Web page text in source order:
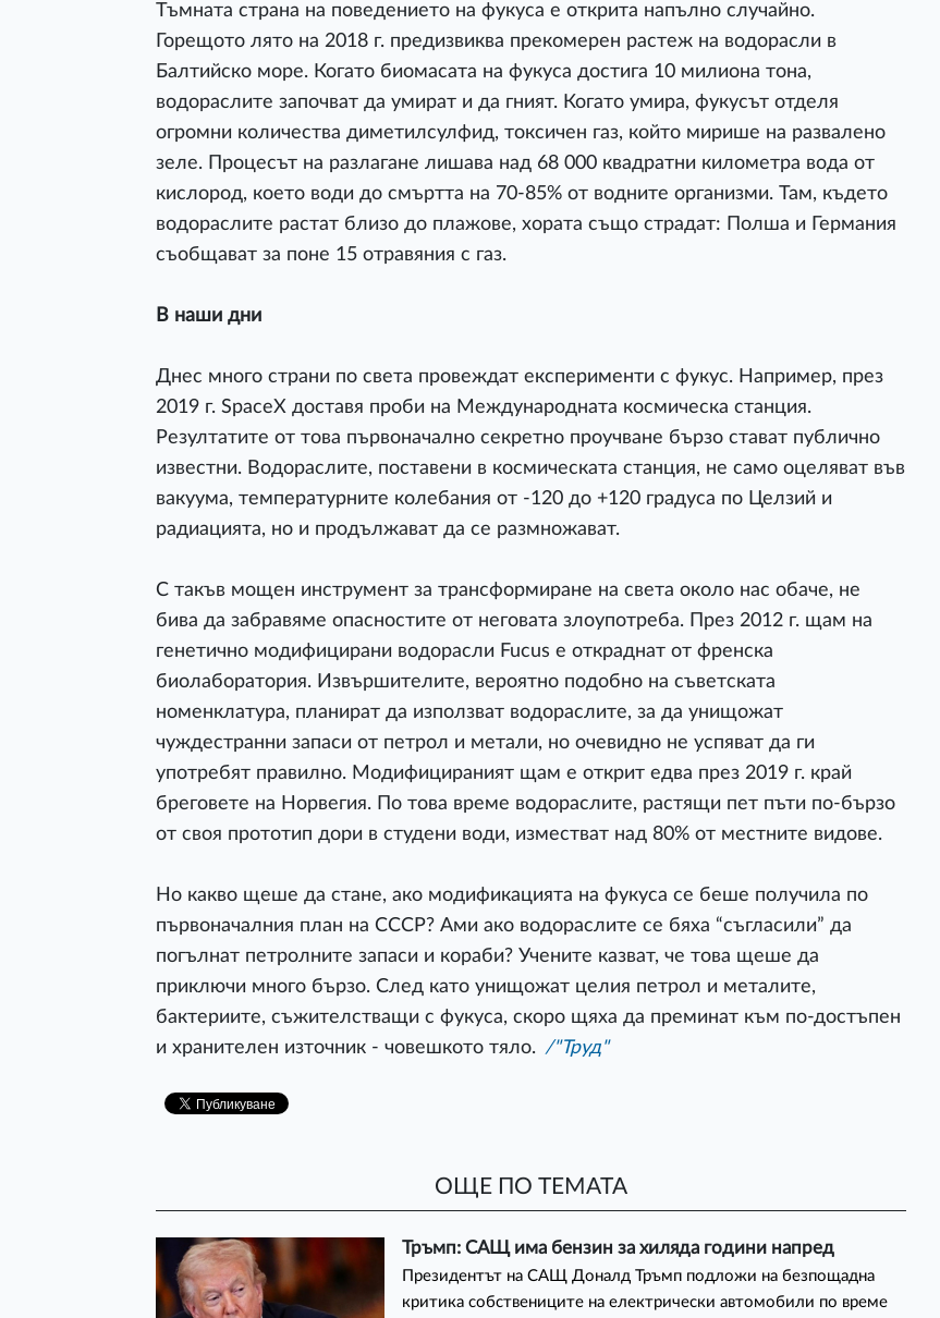
Тъмната страна на поведението на фукуса е открита напълно случайно.
Горещото лято на 2018 г. предизвиква прекомерен растеж на водорасли в
Балтийско море. Когато биомасата на фукуса достига 10 милиона тона,
водораслите започват да умират и да гният. Когато умира, фукусът отделя
огромни количества диметилсулфид, токсичен газ, който мирише на развалено
зеле. Процесът на разлагане лишава над 68 000 квадратни километра вода от
кислород, което води до смъртта на 70-85% от водните организми. Там, където
водораслите растат близо до плажове, хората също страдат: Полша и Германия
съобщават за поне 15 отравяния с газ.
В наши дни
Днес много страни по света провеждат експерименти с фукус. Например, през
2019 г. SpaceX доставя проби на Международната космическа станция.
Резултатите от това първоначално секретно проучване бързо стават публично
известни. Водораслите, поставени в космическата станция, не само оцеляват във
вакуума, температурните колебания от -120 до +120 градуса по Целзий и
радиацията, но и продължават да се размножават.
С такъв мощен инструмент за трансформиране на света около нас обаче, не
бива да забравяме опасностите от неговата злоупотреба. През 2012 г. щам на
генетично модифицирани водорасли Fucus е откраднат от френска
биолаборатория. Извършителите, вероятно подобно на съветската
номенклатура, планират да използват водораслите, за да унищожат
чуждестранни запаси от петрол и метали, но очевидно не успяват да ги
употребят правилно. Модифицираният щам е открит едва през 2019 г. край
бреговете на Норвегия. По това време водораслите, растящи пет пъти по-бързо
от своя прототип дори в студени води, изместват над 80% от местните видове.
Но какво щеше да стане, ако модификацията на фукуса се беше получила по
първоначалния план на СССР? Ами ако водораслите се бяха “съгласили” да
погълнат петролните запаси и кораби? Учените казват, че това щеше да
приключи много бързо. След като унищожат целия петрол и металите,
бактериите, съжителстващи с фукуса, скоро щяха да преминат към по-достъпен
и хранителен източник - човешкото тяло. /"Труд"
ОЩЕ ПО ТЕМАТА
Тръмп: САЩ има бензин за хиляда години напред
Президентът на САЩ Доналд Тръмп подложи на безпощадна
критика собствениците на електрически автомобили по време